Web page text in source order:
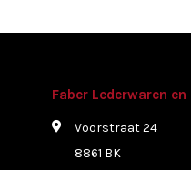
Faber Lederwaren
Voorstraat 24
8861 BK